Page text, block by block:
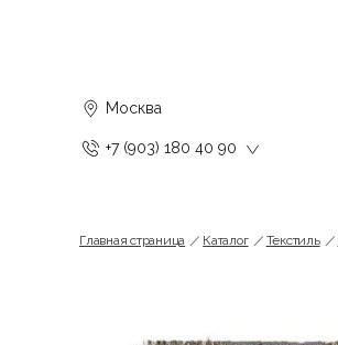
Москва
+7 (903) 180 40 90
Главная страница Каталог Текстиль